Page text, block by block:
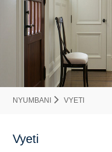
NYUMBANI VYETI
Vyeti